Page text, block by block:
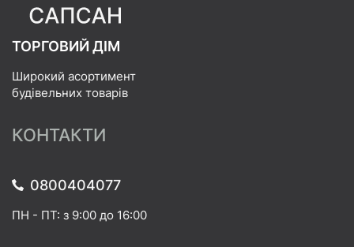
ТОРГОВИЙ ДІМ
Широкий асортимент
будівельних товарів
КОНТАКТИ
0800404077
ПН - ПТ: з 9:00 до 16:00